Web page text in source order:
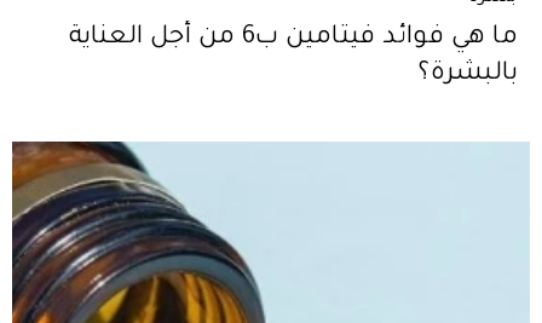
ما هي فوائد فيتامين ب6 من أجل العناية
بالبشرة؟